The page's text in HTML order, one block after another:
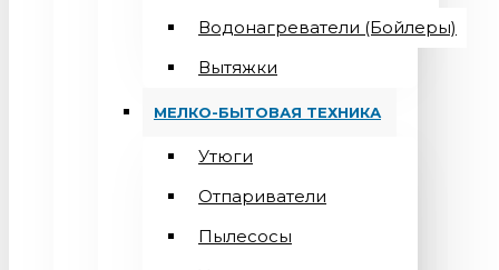
Водонагреватели (Бойлеры)
Вытяжки
МЕЛКО-БЫТОВАЯ ТЕХНИКА
Утюги
Отпариватели
Пылесосы